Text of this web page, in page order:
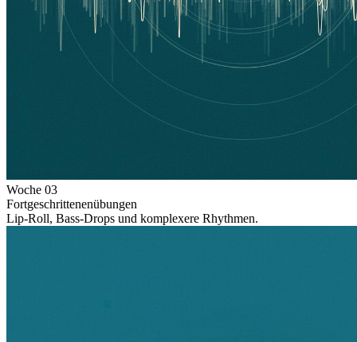
Woche 03
Fortgeschrittenenübungen
Lip-Roll, Bass-Drops und komplexere Rhythmen.